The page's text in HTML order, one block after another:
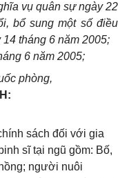
vụ quân sự ngày 22
bổ sung một số điều
tháng 6 năm 2005;
6 năm 2005;
phòng,
sách đối với gia
sĩ tại ngũ gồm: Bố,
người nuôi